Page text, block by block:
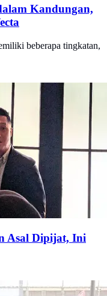
Kandungan,
beberapa tingkatan,
Asal Dipijat, Ini